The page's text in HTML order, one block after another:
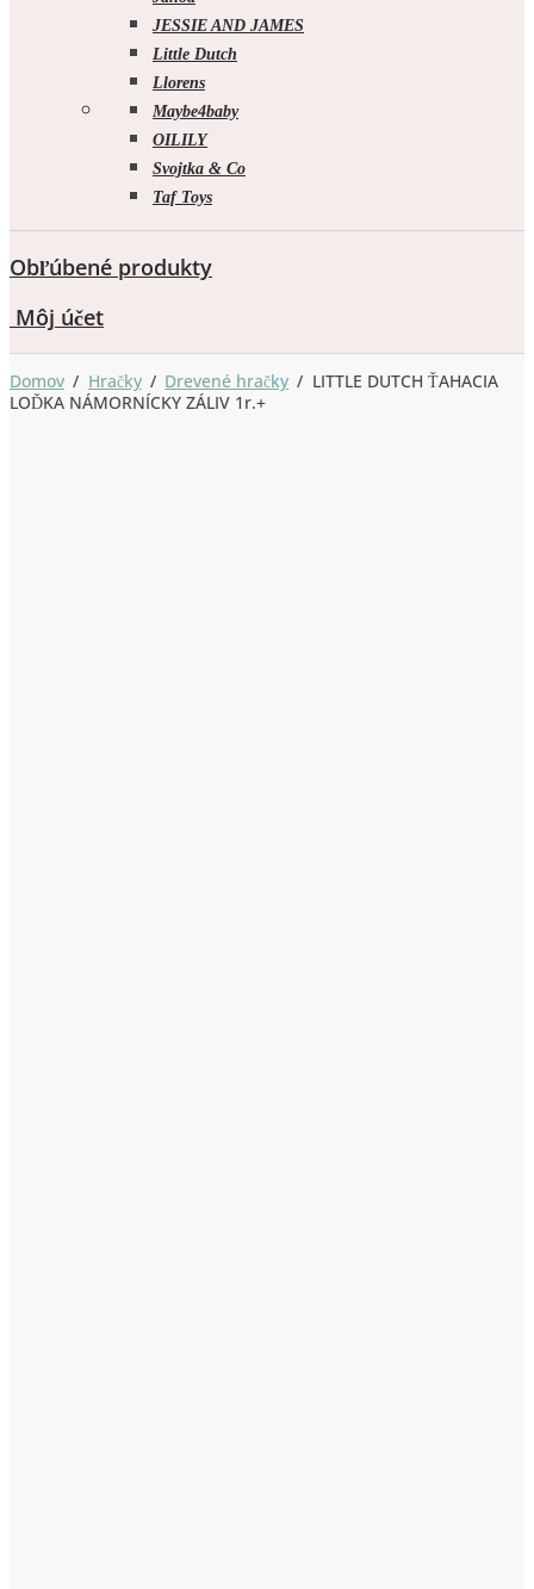
JESSIE AND JAMES
Little Dutch
Llorens
Maybe4baby
OILILY
Svojtka & Co
Taf Toys
Obľúbené produkty
Môj účet
Domov / Hračky / Drevené hračky / LITTLE DUTCH ŤAHACIA
LOĎKA NÁMORNÍCKY ZÁLIV 1r.+